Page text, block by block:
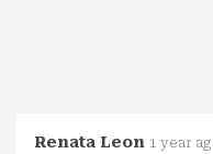
Renata Leon 1 year